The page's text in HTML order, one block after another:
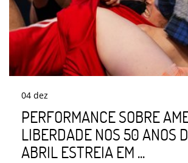
04 dez
PERFORMANCE SOBRE
LIBERDADE NOS 50 ANOS
ABRIL ESTREIA EM ...